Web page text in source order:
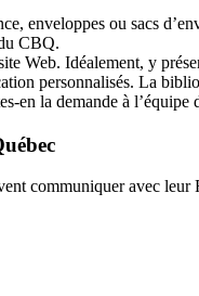
enveloppes ou sacs
CBQ.
Web. Idéalement, y
personnalisés. La
en la demande à
communiquer avec